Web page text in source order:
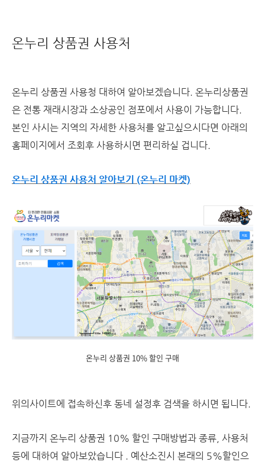
온누리 상품권 사용처
온누리 상품권 사용청 대하여 알아보겠습니다. 온누리상품권
은 전통 재래시장과 소상공인 점포에서 사용이 가능합니다.
본인 사시는 지역의 자세한 사용처를 알고싶으시다면 아래의
홈페이지에서 조회후 사용하시면 편리하실 겁니다.
온누리 상품권 사용처 알아보기 (온누리 마켓)
온누리 상품권 10% 할인 구매
위의사이트에 접속하신후 동네 설정후 검색을 하시면 됩니다.
지금까지 온누리 상품권 10% 할인 구매방법과 종류, 사용처
등에 대하여 알아보았습니다 . 예산소진시 본래의 5%할인으